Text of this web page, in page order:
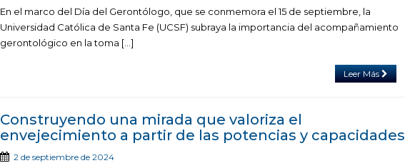
En el marco del Día del Gerontólogo, que se conmemora el 15 de septiembre, la
Universidad Católica de Santa Fe (UCSF) subraya la importancia del acompañamiento
gerontológico en la toma […]
Leer Más
Construyendo una mirada que valoriza el
envejecimiento a partir de las potencias y capacidades
2 de septiembre de 2024